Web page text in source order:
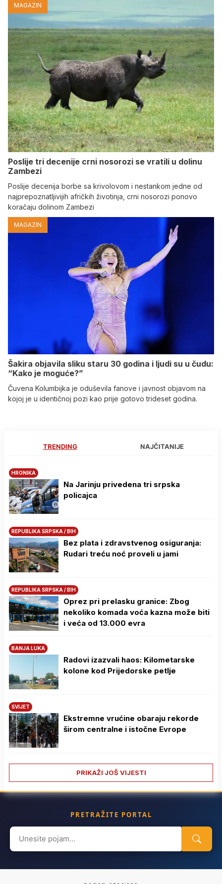
MAGAZIN
Poslije tri decenije crni nosorozi se vratili u dolinu
Zambezi
Poslije decenija borbe sa krivolovom i nestankom jedne od
najprepoznatljivijih afričkih životinja, crni nosorozi ponovo
koračaju dolinom Zambezi
MAGAZIN
Šakira objavila sliku staru 30 godina i ljudi su u čudu:
“Kako je moguće?”
Čuvena Kolumbijka je oduševila fanove i javnost objavom na
kojoj je u identičnoj pozi kao prije gotovo trideset godina.
TRENDING NAJČITANIJE
HRONIKA
Na Јarinju privedena tri srpska
policajca
REPUBLIKA SRPSKA / BIH
Bez plata i zdravstvenog osiguranja:
Rudari treću noć proveli u jami
REPUBLIKA SRPSKA / BIH
Oprez pri prelasku granice: Zbog
nekoliko komada voća kazna može biti
i veća od 13.000 evra
BANJA LUKA
Radovi izazvali haos: Kilometarske
kolone kod Prijedorske petlje
SVIJET
Ekstremne vrućine obaraju rekorde
širom centralne i istočne Evrope
PRIKAŽI JOŠ VIJESTI
PRETRAŽITE PORTAL
Search
for: